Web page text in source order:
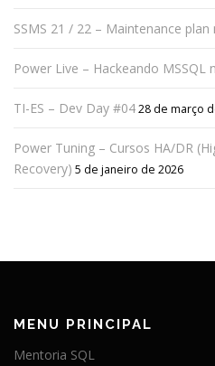
SSMS 21 / 22 – Maintenance plan
Power Live – Hackeando MSSQL
TI-ES – Dev Day #0428 de março
Power Tuning – Cursos HA/DR
Recovery) 5 de janeiro de 2026
MENU PRINCIPAL
Mentoria SQL